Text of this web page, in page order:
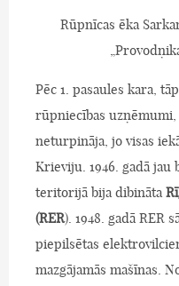
Rūpnīcas ēka
Pēc 1. pasaules kara,
rūpniecības
neturpināja, jo visas
Krieviju. 1946. gadā
teritorijā bija dibināta
(RER). 1948. gadā RER
piepilsētas
mazgājamās mašīnas.